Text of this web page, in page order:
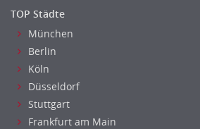
Entwicklung
gebaeude-versorgungs-sicherheitstechnik
Kunststofftechnik
TOP Städte
München
Berlin
Köln
Düsseldorf
Stuttgart
Frankfurt am Main